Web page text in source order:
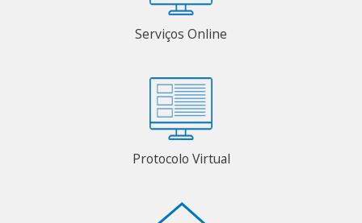
Serviços Online
Protocolo Virtual